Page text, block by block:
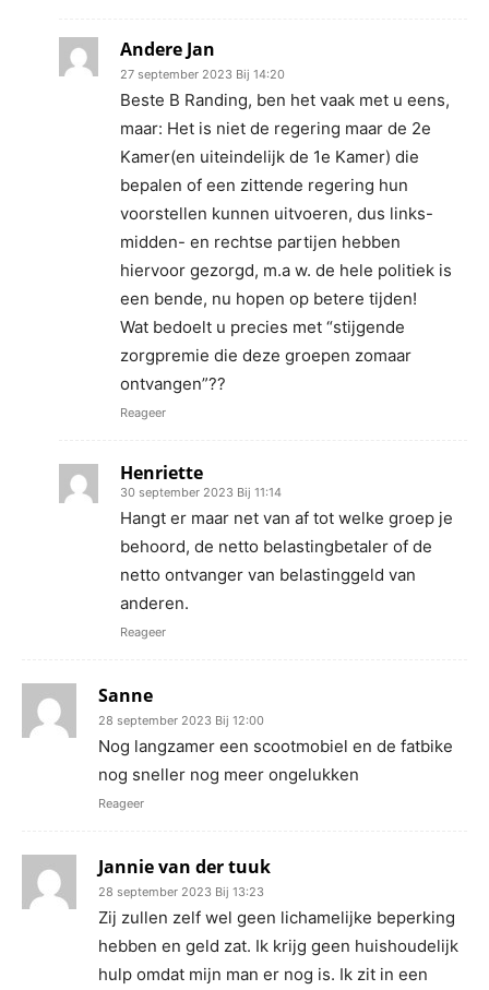
Andere Jan
27 september 2023 Bij 14:20
Beste B Randing, ben het vaak met u eens,
maar: Het is niet de regering maar de 2e
Kamer(en uiteindelijk de 1e Kamer) die
bepalen of een zittende regering hun
voorstellen kunnen uitvoeren, dus links-
midden- en rechtse partijen hebben
hiervoor gezorgd, m.a w. de hele politiek is
een bende, nu hopen op betere tijden!
Wat bedoelt u precies met “stijgende
zorgpremie die deze groepen zomaar
ontvangen”??
Reageer
Henriette
30 september 2023 Bij 11:14
Hangt er maar net van af tot welke groep je
behoord, de netto belastingbetaler of de
netto ontvanger van belastinggeld van
anderen.
Reageer
Sanne
28 september 2023 Bij 12:00
Nog langzamer een scootmobiel en de fatbike
nog sneller nog meer ongelukken
Reageer
Jannie van der tuuk
28 september 2023 Bij 13:23
Zij zullen zelf wel geen lichamelijke beperking
hebben en geld zat. Ik krijg geen huishoudelijk
hulp omdat mijn man er nog is. Ik zit in een